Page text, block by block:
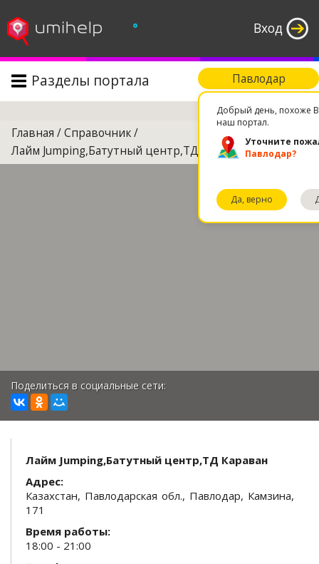
Вход
°
Павлодар
Добрый день, похоже
наш портал.
Уточните
Павлодар?
Да, верно
Разделы портала Поиск
Главная /Справочник/
Лайм Jumping,Батутный центр,ТД Караван
Поделиться в социальные сети:
Лайм Jumping,Батутный центр,ТД Караван
Адрес:
Казахстан, Павлодарская обл., Павлодар, Камзина,
171
Время работы:
18:00 - 21:00